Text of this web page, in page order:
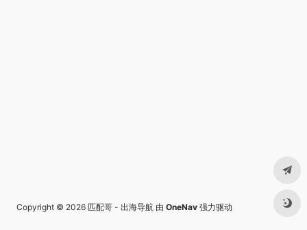
Copyright © 2026 匹配哥 - 出海导航 由 OneNav 强力驱动